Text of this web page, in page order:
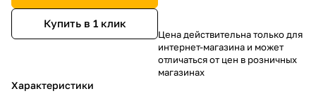
Купить в 1 клик
Характеристики
Цена действительна только для
интернет-магазина и может
отличаться от цен в розничных
магазинах